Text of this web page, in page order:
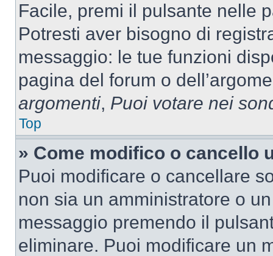
Facile, premi il pulsante nelle
Potresti aver bisogno di
messaggio: le tue funzioni
pagina del forum o
argomenti, Puoi votare nei
Top
» Come modifico o cancello
Puoi modificare o cancellare
non sia un amministratore o
messaggio premendo il
eliminare. Puoi modificare un